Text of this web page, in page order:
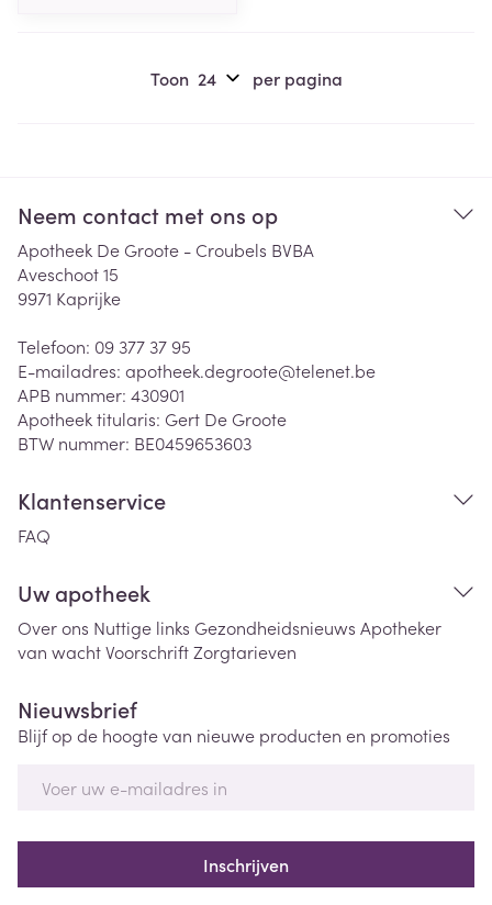
Toon per pagina
Neem contact met ons op
Apotheek De Groote - Croubels BVBA
Aveschoot 15
9971 Kaprijke
Telefoon: 09 377 37 95
E-mailadres: apotheek.degroote@telenet.be
APB nummer: 430901
Apotheek titularis: Gert De Groote
BTW nummer: BE0459653603
Klantenservice
FAQ
Uw apotheek
Over ons Nuttige links Gezondheidsnieuws Apotheker
van wachtVoorschriftZorgtarieven
Nieuwsbrief
Blijf op de hoogte van nieuwe producten en promoties
Inschrijven